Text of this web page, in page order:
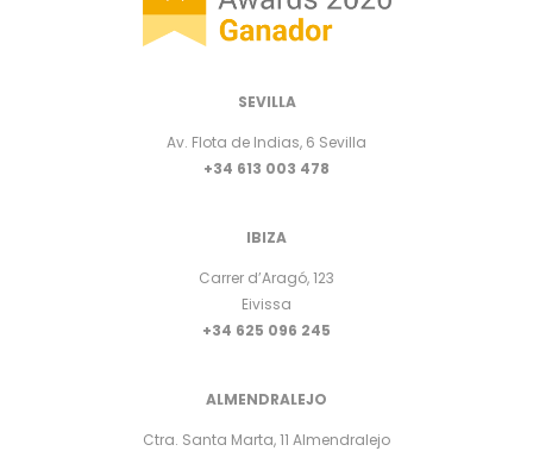
SEVILLA
Av. Flota de Indias, 6 Sevilla
+34 613 003 478
IBIZA
Carrer d’Aragó, 123
Eivissa
+34 625 096 245
ALMENDRALEJO
Ctra. Santa Marta, 11 Almendralejo